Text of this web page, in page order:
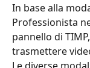
In base alla
Professionista
pannello di
trasmettere